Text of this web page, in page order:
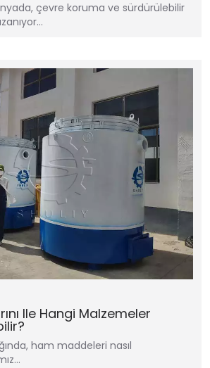
çevre koruma ve sürdürülebilir
Ile Hangi Malzemeler
ham maddeleri nasıl